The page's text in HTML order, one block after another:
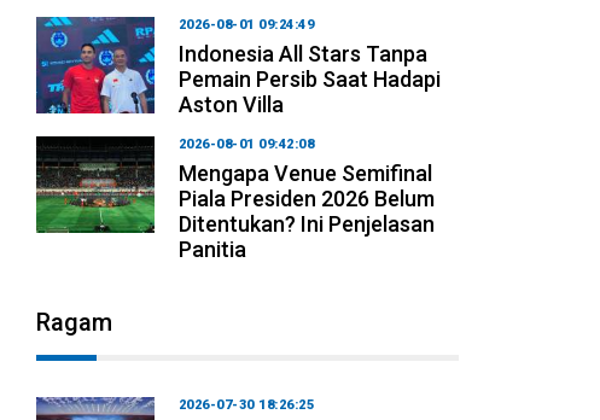
2026-08-01 09:24:49
Indonesia All Stars Tanpa
Pemain Persib Saat Hadapi
Aston Villa
2026-08-01 09:42:08
Mengapa Venue Semifinal
Piala Presiden 2026 Belum
Ditentukan? Ini Penjelasan
Panitia
Ragam
2026-07-30 18:26:25